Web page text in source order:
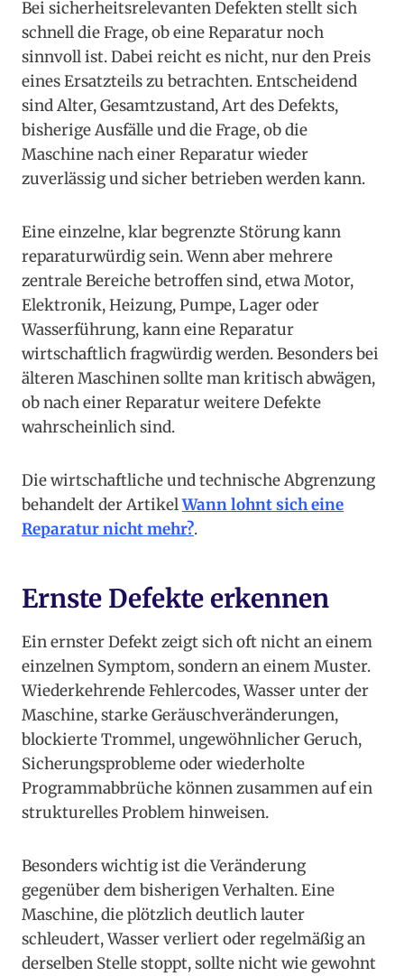
Bei sicherheitsrelevanten Defekten stellt sich
schnell die Frage, ob eine Reparatur noch
sinnvoll ist. Dabei reicht es nicht, nur den Preis
eines Ersatzteils zu betrachten. Entscheidend
sind Alter, Gesamtzustand, Art des Defekts,
bisherige Ausfälle und die Frage, ob die
Maschine nach einer Reparatur wieder
zuverlässig und sicher betrieben werden kann.
Eine einzelne, klar begrenzte Störung kann
reparaturwürdig sein. Wenn aber mehrere
zentrale Bereiche betroffen sind, etwa Motor,
Elektronik, Heizung, Pumpe, Lager oder
Wasserführung, kann eine Reparatur
wirtschaftlich fragwürdig werden. Besonders bei
älteren Maschinen sollte man kritisch abwägen,
ob nach einer Reparatur weitere Defekte
wahrscheinlich sind.
Die wirtschaftliche und technische Abgrenzung
behandelt der ArtikelWann lohnt sich eine
Reparatur nicht mehr?.
Ernste Defekte erkennen
Ein ernster Defekt zeigt sich oft nicht an einem
einzelnen Symptom, sondern an einem Muster.
Wiederkehrende Fehlercodes, Wasser unter der
Maschine, starke Geräuschveränderungen,
blockierte Trommel, ungewöhnlicher Geruch,
Sicherungsprobleme oder wiederholte
Programmabbrüche können zusammen auf ein
strukturelles Problem hinweisen.
Besonders wichtig ist die Veränderung
gegenüber dem bisherigen Verhalten. Eine
Maschine, die plötzlich deutlich lauter
schleudert, Wasser verliert oder regelmäßig an
derselben Stelle stoppt, sollte nicht wie gewohnt